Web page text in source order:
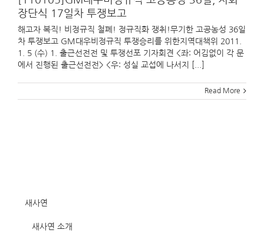
장단식 17일차 투쟁보고
해고자 복직! 비정규직 철폐! 정규직화 쟁취!무기한 고공농성 36일
차 투쟁보고 GM대우비정규직 투쟁승리를 위한지역대책위 2011.
1. 5 (수) 1. 출근선전전 및 투쟁선포 기자회견 <좌: 어김없이 각 문
에서 진행된 출근선전전> <우: 성실 교섭에 나서지 [...]
Read More
새사연
새사연 소개